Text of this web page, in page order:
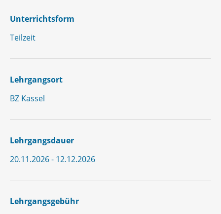
Unterrichtsform
Teilzeit
Lehrgangsort
BZ Kassel
Lehrgangsdauer
20.11.2026 - 12.12.2026
Lehrgangsgebühr